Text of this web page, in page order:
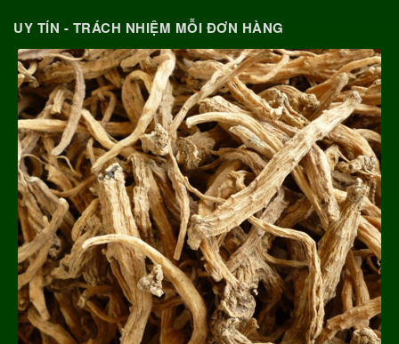
UY TÍN - TRÁCH NHIỆM MỖI ĐƠN HÀNG